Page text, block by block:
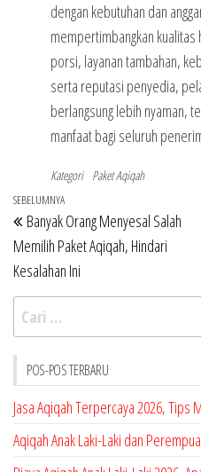
dengan kebutuhan dan
mempertimbangkan
porsi, layanan tambahan,
serta reputasi penyedia,
berlangsung lebih nyaman,
manfaat bagi seluruh
Kategori Paket Aqiqah
Navigasi
pos
Pos
Sebelumnya
SEBELUMNYA
Banyak Orang Menyesal Salah
Memilih Paket Aqiqah, Hindari
Kesalahan Ini
Cari
untuk:
POS-POS TERBARU
Jasa Aqiqah Terpercaya 2026, Tips
Aqiqah Anak Laki-Laki dan